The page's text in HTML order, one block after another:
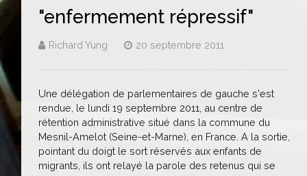
"enfermement répressif"
Richard Yung 20 septembre 2011
Une délégation de parlementaires de gauche s'est
rendue, le lundi 19 septembre 2011, au centre de
rétention administrative situé dans la commune du
Mesnil-Amelot (Seine-et-Marne), en France. A la sortie,
pointant du doigt le sort réservés aux enfants de
migrants, ils ont relayé la parole des retenus qui se